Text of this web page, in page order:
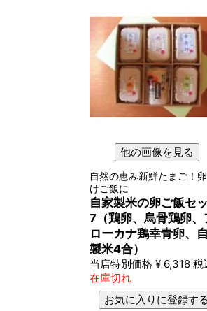
他の画像を見る
自然の恵み新鮮たまご！
けご飯に
自家製米の卵ご飯セ
7（鶏卵、烏骨鶏卵、
ローカナ鶏幸青卵、
製米4合）
当店特別価格 ¥ 6,318 税
在庫切れ
お気に入りに登録する